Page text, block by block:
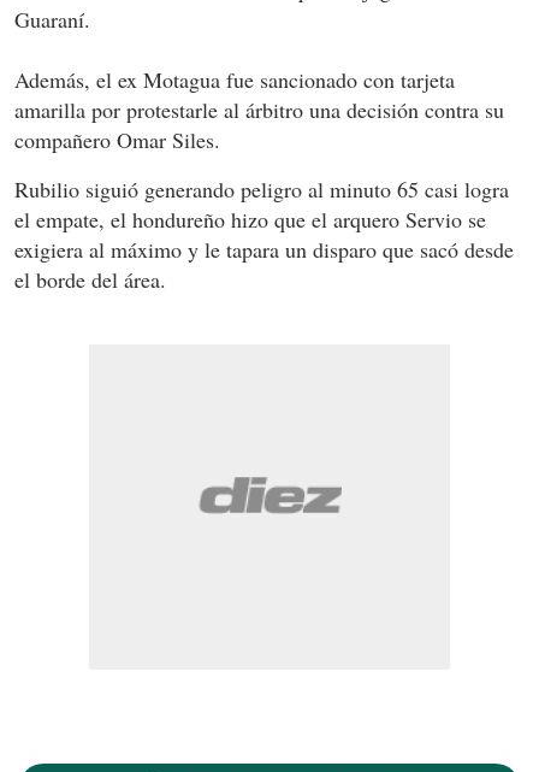
Guaraní.
Además, el ex Motagua fue sancionado con tarjeta
amarilla por protestarle al árbitro una decisión contra su
compañero Omar Siles.
Rubilio siguió generando peligro al minuto 65 casi logra
el empate, el hondureño hizo que el arquero Servio se
exigiera al máximo y le tapara un disparo que sacó desde
el borde del área.